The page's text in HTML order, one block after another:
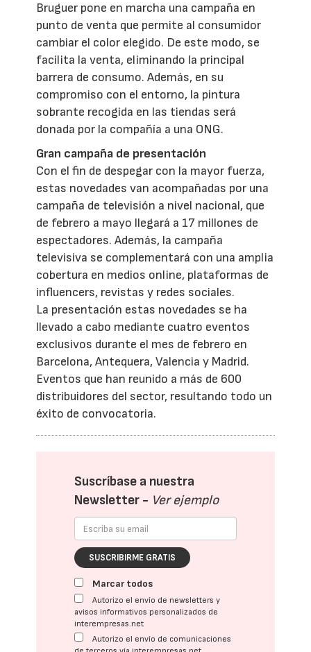
Bruguer pone en marcha una campaña en
punto de venta que permite al consumidor
cambiar el color elegido. De este modo, se
facilita la venta, eliminando la principal
barrera de consumo. Además, en su
compromiso con el entorno, la pintura
sobrante recogida en las tiendas será
donada por la compañía a una ONG.
Gran campaña de presentación
Con el fin de despegar con la mayor fuerza,
estas novedades van acompañadas por una
campaña de televisión a nivel nacional, que
de febrero a mayo llegará a 17 millones de
espectadores. Además, la campaña
televisiva se complementará con una amplia
cobertura en medios online, plataformas de
influencers, revistas y redes sociales.
La presentación estas novedades se ha
llevado a cabo mediante cuatro eventos
exclusivos durante el mes de febrero en
Barcelona, Antequera, Valencia y Madrid.
Eventos que han reunido a más de 600
distribuidores del sector, resultando todo un
éxito de convocatoria.
Suscríbase a nuestra
Newsletter - Ver ejemplo
SUSCRIBIRME GRATIS
Marcar todos
Autorizo el envío de newsletters y
avisos informativos personalizados de
interempresas.net
Autorizo el envío de comunicaciones